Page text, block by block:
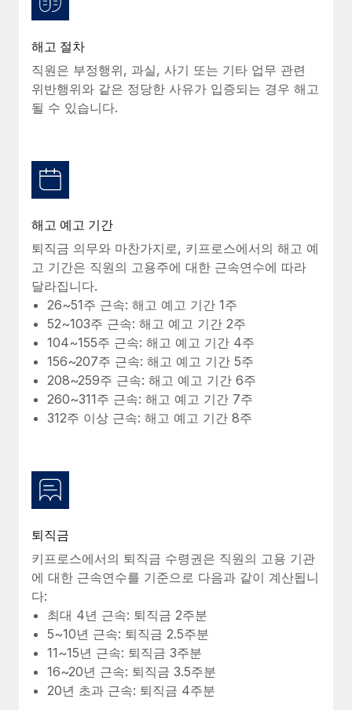
채용 후보자 심사 프로세스 간소화
Compliance Watchtower
기기 관리
전 세계 IT 장비 제공 및 추적 관리
법인 설립을 빠르고 준법적으로 지원
글로벌 인재 이동 및 전근
직원 해외 이전을 간편하게 처리
복리후생
손쉬운 직원 복리후생 관리
모든 리소스 보기
글로벌 급여
EOR 및 PEO
세금
블로그
Remote 제품 관련 소식: Gusto 및 Xero와의 통합과
Remote Contractor Management Plus
Remote의 사명은 모든 규모의 기업이 전 세계 어디서든 업무에 가
장 적합 사람을 찾아 채용 및 관리하고 급여를 지급하도록 돕는 것
입니다. 이를 위해 최근 몇 주 동안 새로운...
자세히 알아보기
Shootsta가 Remote를 통해 네 개의 시장에서 글로벌
채용을 확장한 방법
비디오 콘텐츠를 활용한 마케팅이 계속해서 인기를 끌면서, 기업들
에게는 흥미롭고 전문적인 비디오 제작이 어느 때보다 중요해졌습
자세히 알아보기
해고 절차
직원은 부정행위, 과실, 사기 또는 기타 업무 관련
위반행위와 같은 정당한 사유가 입증되는 경우 해고
될 수 있습니다.
해고 예고 기간
퇴직금 의무와 마찬가지로, 키프로스에서의 해고 예
고 기간은 직원의 고용주에 대한 근속연수에 따라
달라집니다.
26~51주 근속: 해고 예고 기간 1주
52~103주 근속: 해고 예고 기간 2주
104~155주 근속: 해고 예고 기간 4주
156~207주 근속: 해고 예고 기간 5주
208~259주 근속: 해고 예고 기간 6주
260~311주 근속: 해고 예고 기간 7주
312주 이상 근속: 해고 예고 기간 8주
퇴직금
키프로스에서의 퇴직금 수령권은 직원의 고용 기관
에 대한 근속연수를 기준으로 다음과 같이 계산됩니
다:
최대 4년 근속: 퇴직금 2주분
5~10년 근속: 퇴직금 2.5주분
11~15년 근속: 퇴직금 3주분
16~20년 근속: 퇴직금 3.5주분
20년 초과 근속: 퇴직금 4주분